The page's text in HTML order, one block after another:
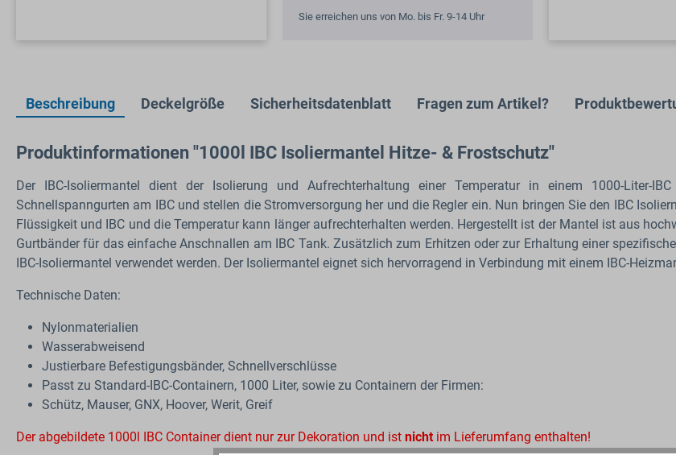
Sie erreichen uns von Mo. bis Fr. 9-14 Uhr
Beschreibung Deckelgröße Sicherheitsdatenblatt Fragen zum Artikel?
Produktinformationen "1000l IBC Isoliermantel Hitze- & Frostschutz"
Der IBC-Isoliermantel dient der Isolierung und Aufrechterhaltung einer Temperatur in einem 1000-Liter-
Schnellspanngurten am IBC und stellen die Stromversorgung her und die Regler ein. Nun bringen Sie den IBC
Flüssigkeit und IBC und die Temperatur kann länger aufrechterhalten werden. Hergestellt ist der Mantel ist aus
Gurtbänder für das einfache Anschnallen am IBC Tank. Zusätzlich zum Erhitzen oder zur Erhaltung einer
IBC-Isoliermantel verwendet werden. Der Isoliermantel eignet sich hervorragend in Verbindung mit einem IBC-
Technische Daten:
Nylonmaterialien
Wasserabweisend
Justierbare Befestigungsbänder, Schnellverschlüsse
Passt zu Standard-IBC-Containern, 1000 Liter, sowie zu Containern der Firmen:
Schütz, Mauser, GNX, Hoover, Werit, Greif
Der abgebildete 1000l IBC Container dient nur zur Dekoration und ist nicht im Lieferumfang enthalten!